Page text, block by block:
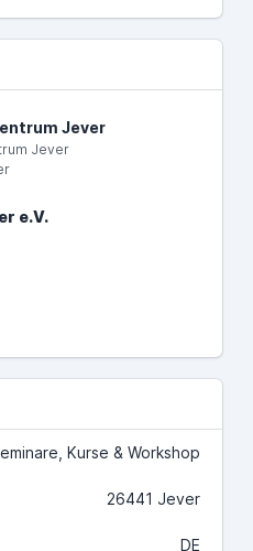
Jever
Jever
e.V.
Kurse & Workshop
26441 Jever
DE